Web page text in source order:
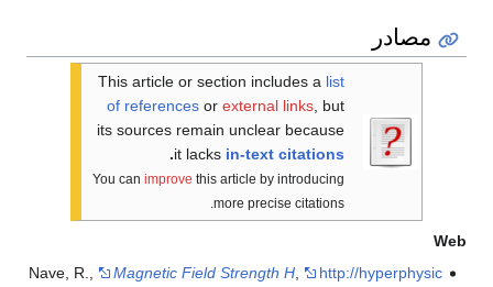
مصادر
This article or section includes a list
of references or external links , but
its sources remain unclear because
it lacks in-text citations
.
You can improve this article by introducing
more precise citations.
Web
Nave, R.,
Magnetic Field Strength H,
http://hyperphysic